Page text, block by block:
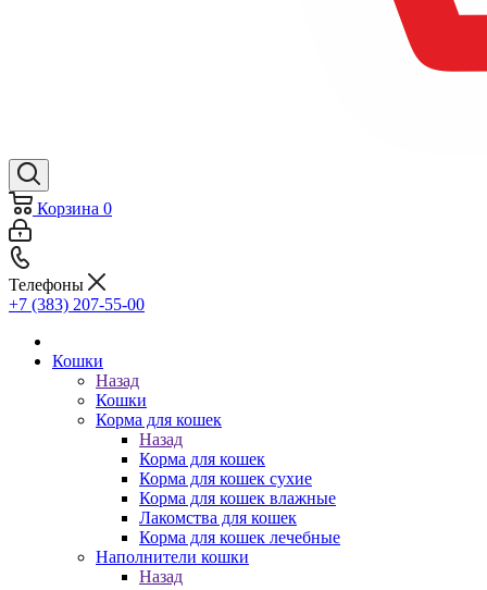
Корзина 0
Телефоны
+7 (383) 207-55-00
Кошки
Назад
Кошки
Корма для кошек
Назад
Корма для кошек
Корма для кошек сухие
Корма для кошек влажные
Лакомства для кошек
Корма для кошек лечебные
Наполнители кошки
Назад